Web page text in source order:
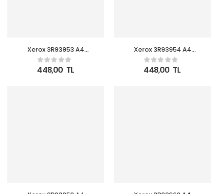
Xerox 3R93953 A4
Symphony Turuncu
80gr
448,00 TL
Xerox 3R93954 A4
Symphony Kırmızı 80gr
448,00 TL